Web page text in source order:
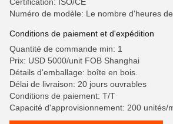
Numéro de modèle: Le nombre d'heures
Conditions de paiement et d'expédition
Quantité de commande min: 1
Prix: USD 5000/unit FOB Shanghai
Détails d'emballage: boîte en bois.
Délai de livraison: 20 jours ouvrables
Conditions de paiement: T/T
Capacité d'approvisionnement: 200 unités/